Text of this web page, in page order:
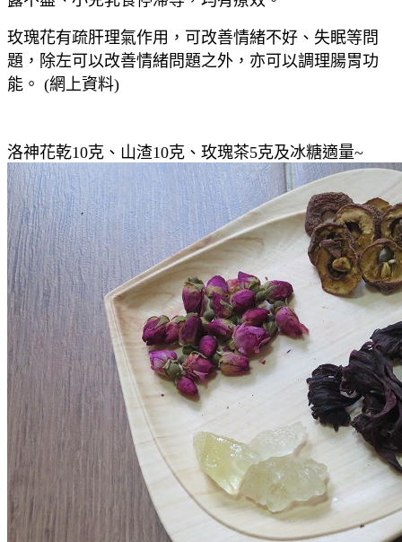
玫瑰花有疏肝理氣作用，可改善情緒不好、失眠等問
題，除左可以改善情緒問題之外，亦可以調理腸胃功
能。 (網上資料)
洛神花乾10克、山渣10克、玫瑰茶5克及冰糖適量~